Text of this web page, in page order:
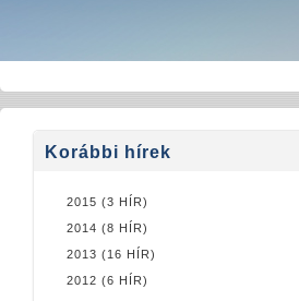
Korábbi hírek
2015 (3 HÍR)
2014 (8 HÍR)
2013 (16 HÍR)
2012 (6 HÍR)